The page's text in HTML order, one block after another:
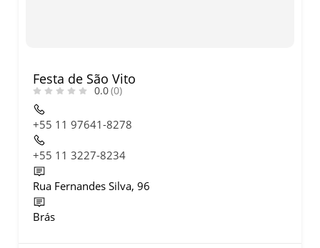
Festa de São Vito
0.0(0)
+55 11 97641-8278
+55 11 3227-8234
Rua Fernandes Silva, 96
Brás